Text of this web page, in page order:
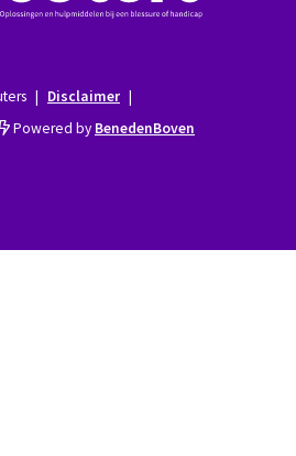
| Disclaimer |
Powered by BenedenBoven